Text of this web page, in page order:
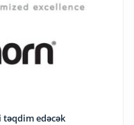
edəcək